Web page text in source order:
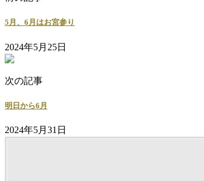
5月、6月はお宮参り
2024年5月25日
次の記事
明日から6月
2024年5月31日